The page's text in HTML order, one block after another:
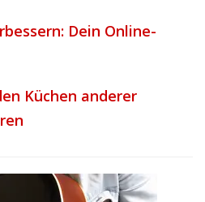
Dein Online-
Küchen anderer